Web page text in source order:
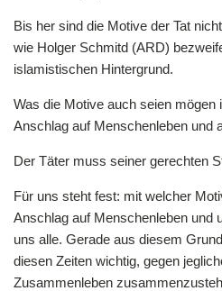
Bis her sind die Motive der Tat
wie Holger Schmitd (ARD)
islamistischen Hintergrund.
Was die Motive auch seien mögen
Anschlag auf Menschenleben und
Der Täter muss seiner gerechten
Für uns steht fest: mit welcher
Anschlag auf Menschenleben und
uns alle. Gerade aus diesem
diesen Zeiten wichtig, gegen
Zusammenleben